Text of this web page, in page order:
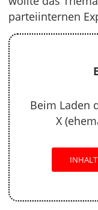
parteiinternen
Beim Laden
X